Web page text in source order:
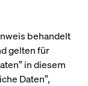
behandelt
gelten für
in diesem
Daten”,